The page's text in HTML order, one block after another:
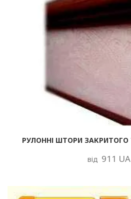
РУЛОННІ ШТОРИ ЗАКРИТОГО
від 911